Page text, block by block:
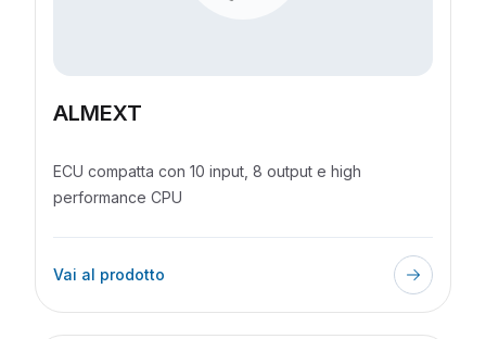
ALMEXT
ECU compatta con 10 input, 8 output e high
performance CPU
Vai al prodotto